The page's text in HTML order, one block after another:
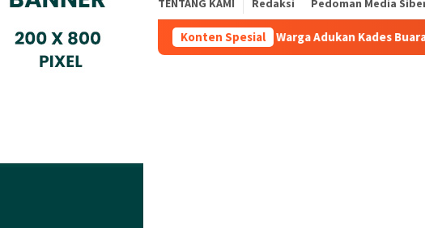
Konten Spesial
BBPVP Serang Warga Adukan Kades Buaran Bambu Atas Dugaan